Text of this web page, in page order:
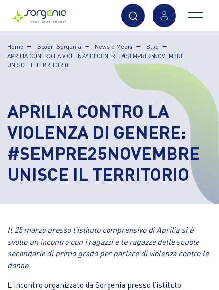
contenuto
Home Scopri Sorgenia News e Media
Blog
APRILIA CONTRO LA VIOLENZA DI GENERE: #SEMPRE25NOVEMBRE
UNISCE IL TERRITORIO
APRILIA CONTRO LA
VIOLENZA DI GENERE:
#SEMPRE25NOVEMBRE
UNISCE IL TERRITORIO
Il 25 marzo presso l’istituto comprensivo di Aprilia si è
svolto un incontro con i ragazzi e le ragazze delle scuole
secondarie di primo grado per parlare di violenza contro le
donne
L'incontro organizzato da Sorgenia presso l’istituto